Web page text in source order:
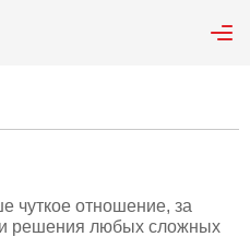
чуткое отношение, за
решения любых сложных